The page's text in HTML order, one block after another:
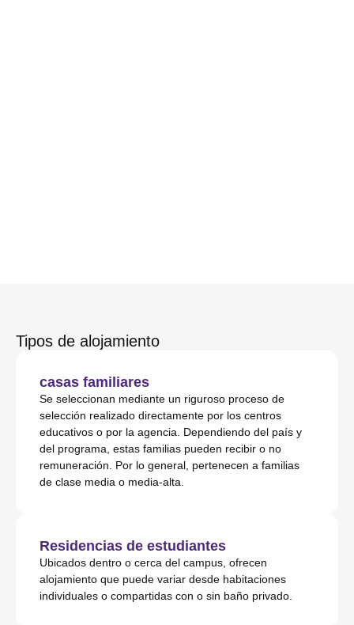
Tipos de alojamiento
casas familiares
Se seleccionan mediante un riguroso proceso de
selección realizado directamente por los centros
educativos o por la agencia. Dependiendo del país y
del programa, estas familias pueden recibir o no
remuneración. Por lo general, pertenecen a familias
de clase media o media-alta.
Residencias de estudiantes
Ubicados dentro o cerca del campus, ofrecen
alojamiento que puede variar desde habitaciones
individuales o compartidas con o sin baño privado.